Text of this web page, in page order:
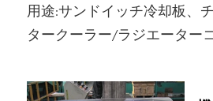
用途:サンドイッチ冷却板、
タークーラー/ラジエーター